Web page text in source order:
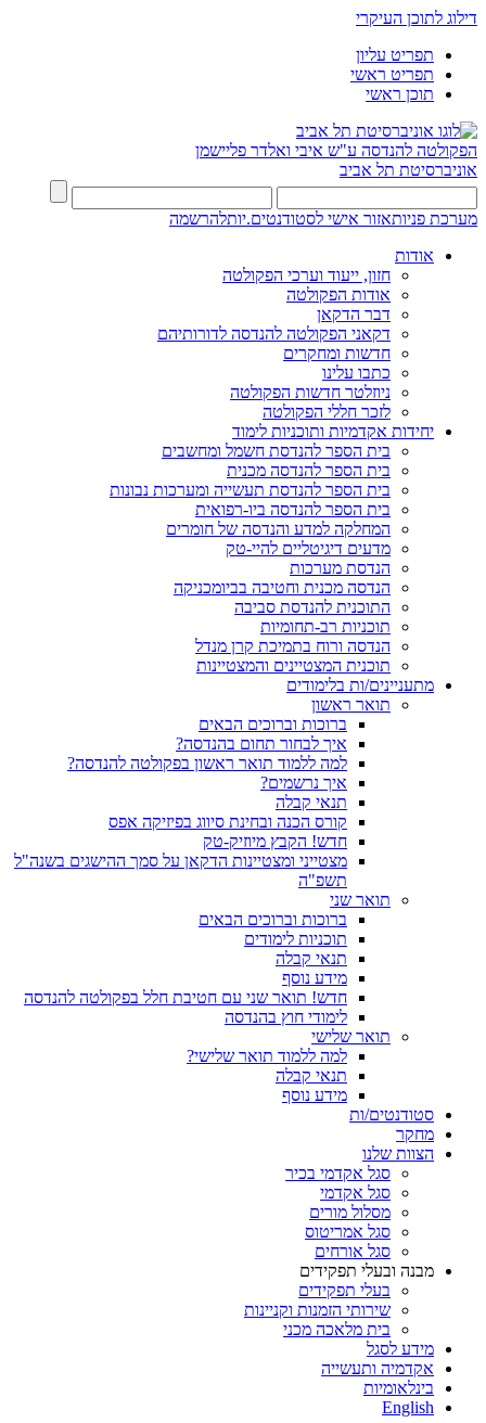
דילוג לתוכן העיקרי
תפריט עליון
תפריט ראשי
תוכן ראשי
הפקולטה להנדסה ע"ש איבי ואלדר פליישמן
אוניברסיטת תל אביב
מערכת פניותאזור אישי לסטודנטים.יותלהרשמה
אודות
חזון, ייעוד וערכי הפקולטה
אודות הפקולטה
דבר הדקאן
דקאני הפקולטה להנדסה לדורותיהם
חדשות ומחקרים
כתבו עלינו
ניוזלטר חדשות הפקולטה
לזכר חללי הפקולטה
יחידות אקדמיות ותוכניות לימוד
בית הספר להנדסת חשמל ומחשבים
בית הספר להנדסה מכנית
בית הספר להנדסת תעשייה ומערכות נבונות
בית הספר להנדסה ביו-רפואית
המחלקה למדע והנדסה של חומרים
מדעים דיגיטליים להיי-טק
הנדסת מערכות
הנדסה מכנית וחטיבה בביומכניקה
התוכנית להנדסת סביבה
תוכניות רב-תחומיות
הנדסה ורוח בתמיכת קרן מנדל
תוכנית המצטיינים והמצטיינות
מתעניינים/ות בלימודים
תואר ראשון
ברוכות וברוכים הבאים
איך לבחור תחום בהנדסה?
למה ללמוד תואר ראשון בפקולטה להנדסה?
איך נרשמים?
תנאי קבלה
קורס הכנה ובחינת סיווג בפיזיקה אפס
חדש! הקבץ מיוזיק-טק
מצטייני ומצטיינות הדקאן על סמך ההישגים בשנה"ל
תשפ"ה
תואר שני
ברוכות וברוכים הבאים
תוכניות לימודים
תנאי קבלה
מידע נוסף
חדש! תואר שני עם חטיבת חלל בפקולטה להנדסה
לימודי חוץ בהנדסה
תואר שלישי
למה ללמוד תואר שלישי?
תנאי קבלה
מידע נוסף
סטודנטים/ות
מחקר
הצוות שלנו
סגל אקדמי בכיר
סגל אקדמי
מסלול מורים
סגל אמריטוס
סגל אורחים
מבנה ובעלי תפקידים
בעלי תפקידים
שירותי הזמנות וקניינות
בית מלאכה מכני
מידע לסגל
אקדמיה ותעשייה
בינלאומיות
English